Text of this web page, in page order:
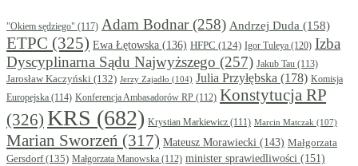
"Okiem sędziego" (117) Adam Bodnar(258) Andrzej Duda (158)
ETPC (325) Ewa Łętowska (136) HFPC (124) Igor Tuleya (120) Izba
Dyscyplinarna Sądu Najwyższego (257) Jakub Tau (113)
Jarosław Kaczyński (132) Jerzy Zajadło (104) Julia Przyłębska (178) Komisja
Europejska (114) Konferencja Ambasadorów RP (112) Konstytucja RP
(326) KRS (682) Krystian Markiewicz (111) Marcin Matczak (107)
Marian Sworzeń (317) Mateusz Morawiecki (143) Małgorzata
Gersdorf(135) Małgorzata Manowska (112) minister sprawiedliwości (151)